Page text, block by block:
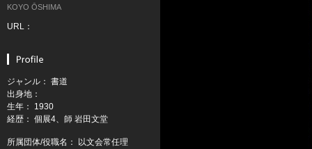
KOYO ŌSHIMA
URL：
ジャンル： 書道
出身地：
生年： 1930
経歴： 個展4、師 岩田文堂
所属団体/役職名： 以文会常任理